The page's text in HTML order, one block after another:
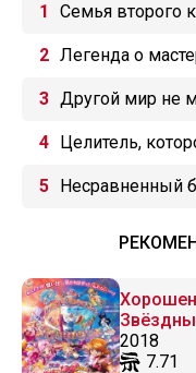
Семья второго
Легенда о
Другой мир не
мгновенной
Целитель,
оказался
Несравненный
2018
7.71